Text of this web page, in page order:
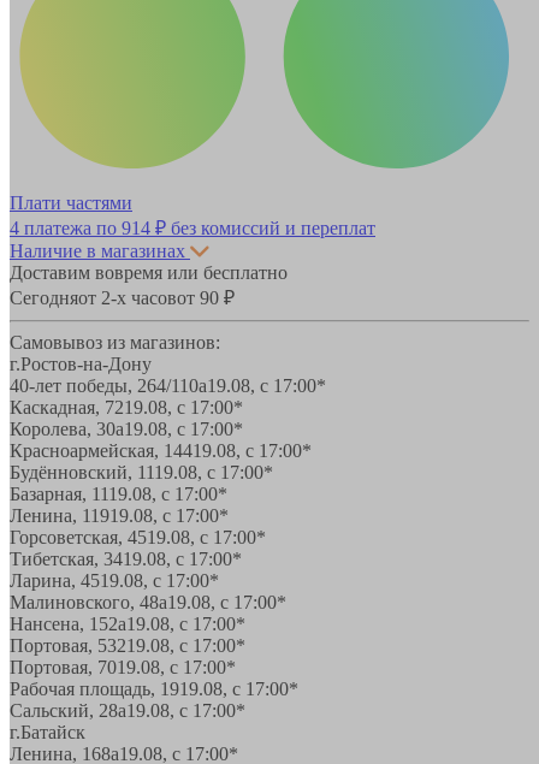
Плати частями
4 платежа по 914 ₽ без комиссий и переплат
Наличие в магазинах
Доставим вовремя или бесплатно
Сегодняот 2-х часовот 90 ₽
Самовывоз из магазинов:
г.Ростов-на-Дону
40-лет победы, 264/110а19.08, с 17:00*
Каскадная, 7219.08, с 17:00*
Королева, 30а19.08, с 17:00*
Красноармейская, 14419.08, с 17:00*
Будённовский, 1119.08, с 17:00*
Базарная, 1119.08, с 17:00*
Ленина, 11919.08, с 17:00*
Горсоветская, 4519.08, с 17:00*
Тибетская, 3419.08, с 17:00*
Ларина, 4519.08, с 17:00*
Малиновского, 48а19.08, с 17:00*
Нансена, 152а19.08, с 17:00*
Портовая, 53219.08, с 17:00*
Портовая, 7019.08, с 17:00*
Рабочая площадь, 1919.08, с 17:00*
Сальский, 28a19.08, с 17:00*
г.Батайск
Ленина, 168а19.08, с 17:00*